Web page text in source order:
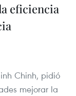
eficiencia
Chinh, pidió
mejorar la